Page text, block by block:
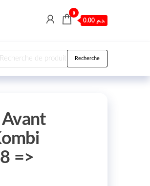
0
0.00 د.م.
pour : Recherche
=>